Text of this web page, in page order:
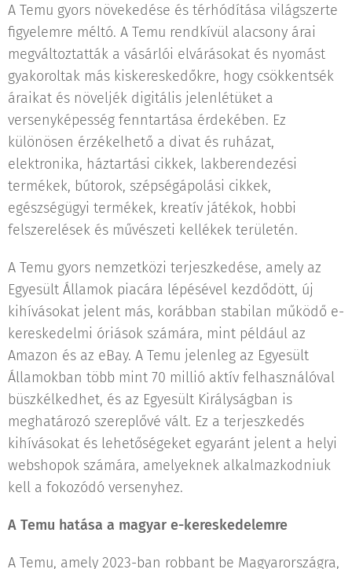
A Temu gyors növekedése és térhódítása világszerte
figyelemre méltó. A Temu rendkívül alacsony árai
megváltoztatták a vásárlói elvárásokat és nyomást
gyakoroltak más kiskereskedőkre, hogy csökkentsék
áraikat és növeljék digitális jelenlétüket a
versenyképesség fenntartása érdekében. Ez
különösen érzékelhető a divat és ruházat,
elektronika, háztartási cikkek, lakberendezési
termékek, bútorok, szépségápolási cikkek,
egészségügyi termékek, kreatív játékok, hobbi
felszerelések és művészeti kellékek területén.
A Temu gyors nemzetközi terjeszkedése, amely az
Egyesült Államok piacára lépésével kezdődött, új
kihívásokat jelent más, korábban stabilan működő e-
kereskedelmi óriások számára, mint például az
Amazon és az eBay. A Temu jelenleg az Egyesült
Államokban több mint 70 millió aktív felhasználóval
büszkélkedhet, és az Egyesült Királyságban is
meghatározó szereplővé vált. Ez a terjeszkedés
kihívásokat és lehetőségeket egyaránt jelent a helyi
webshopok számára, amelyeknek alkalmazkodniuk
kell a fokozódó versenyhez.
A Temu hatása a magyar e-kereskedelemre
A Temu, amely 2023-ban robbant be Magyarországra,